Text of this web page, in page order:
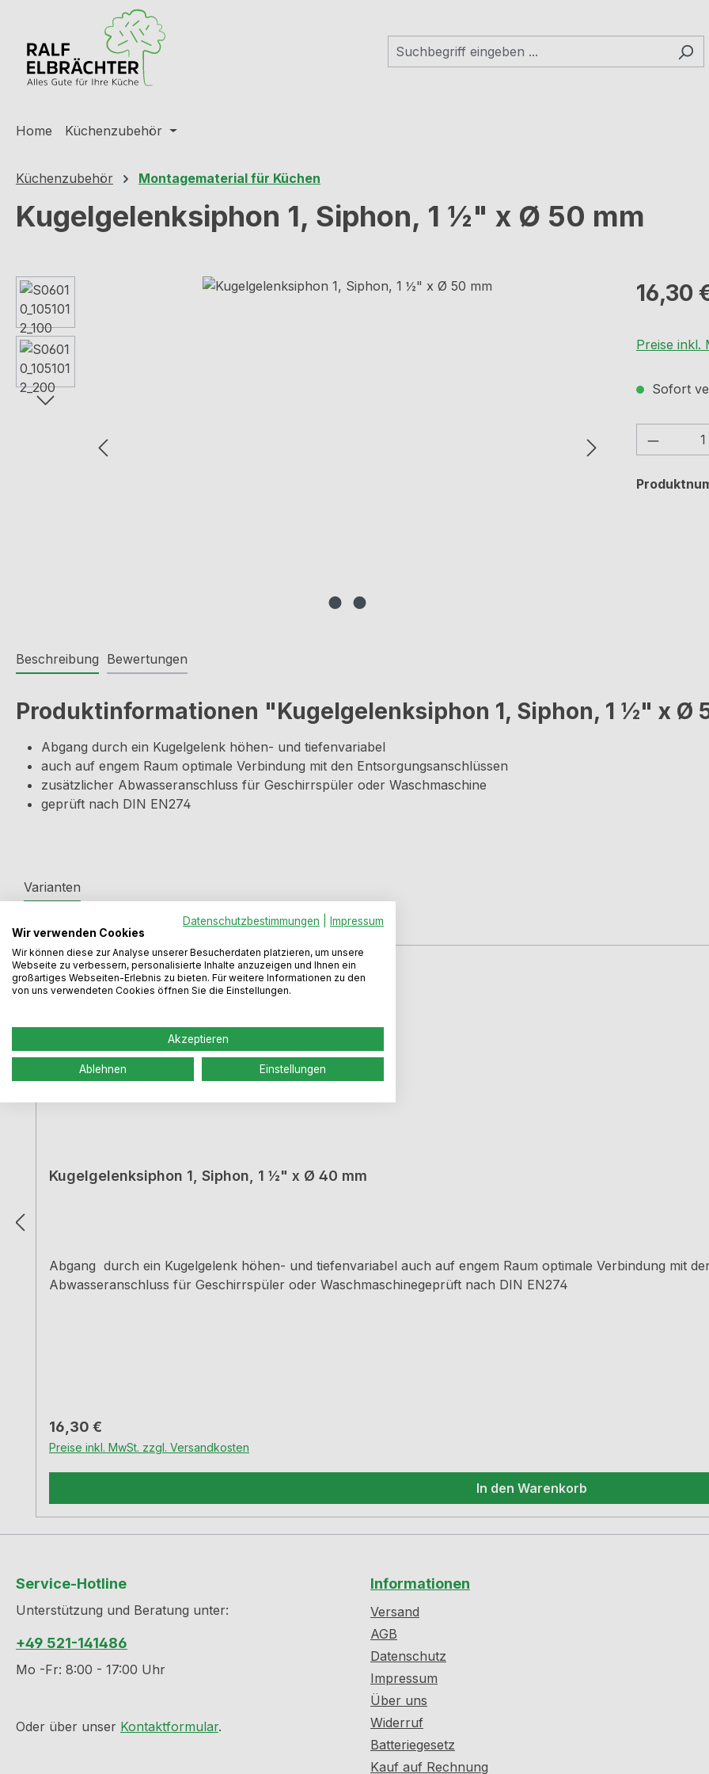
Hauptinhalt springen
Zur Suche springen
Zur Hauptnavigation springen
Home Küchenzubehör
Küchenzubehör Montagematerial für Küchen
Kugelgelenksiphon 1, Siphon, 1 ½" x Ø 50 mm
Bildergalerie überspringen Regulärer
16,30
Preise inkl.
Sofort
Beschreibung Bewertungen
Produktinformationen "Kugelgelenksiphon 1, Siphon, 1 ½" x Ø
Abgang durch ein Kugelgelenk höhen- und tiefenvariabel
auch auf engem Raum optimale Verbindung mit den Entsorgungsanschlüssen
zusätzlicher Abwasseranschluss für Geschirrspüler oder Waschmaschine
geprüft nach DIN EN274
Varianten
Produktgalerie überspringen
Kugelgelenksiphon 1, Siphon, 1 ½" x Ø 40 mm
Abgang durch ein Kugelgelenk höhen- und tiefenvariabel auch auf engem Raum optimale Verbindung mit
Abwasseranschluss für Geschirrspüler oder Waschmaschinegeprüft nach DIN EN274
Regulärer Preis:
16,30 €
Preise inkl. MwSt. zzgl. Versandkosten
In den Warenkorb
Service-Hotline
Unterstützung und Beratung unter:
+49 521-141486
Mo -Fr: 8:00 - 17:00 Uhr
Oder über unser Kontaktformular.
Informationen
Versand
AGB
Datenschutz
Impressum
Über uns
Widerruf
Batteriegesetz
Kauf auf Rechnung
Datenschutzbestimmungen
Impressum
Wir verwenden Cookies
Wir können diese zur Analyse unserer Besucherdaten platzieren, um unsere
Webseite zu verbessern, personalisierte Inhalte anzuzeigen und Ihnen ein
großartiges Webseiten-Erlebnis zu bieten. Für weitere Informationen zu den
von uns verwendeten Cookies öffnen Sie die Einstellungen.
Akzeptieren
Ablehnen Einstellungen